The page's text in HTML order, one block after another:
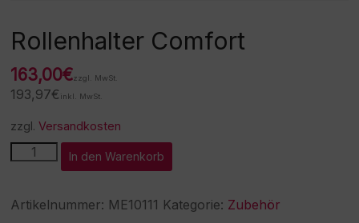
Rollenhalter Comfort
163,00€zzgl. MwSt.
193,97€ inkl. MwSt.
zzgl.Versandkosten
Rollenhalter
Comfort
In den Warenkorb
l
r
Artikelnummer: ME10111 Kategorie: Zubehör